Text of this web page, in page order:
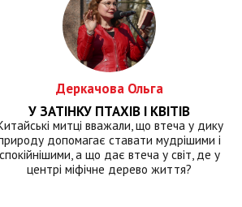
Деркачова Ольга
У ЗАТІНКУ ПТАХІВ І КВІТІВ
митці вважали, що втеча у дику
допомагає ставати мудрішими і
спокійнішими, а що дає втеча у світ, де у
центрі міфічне дерево життя?